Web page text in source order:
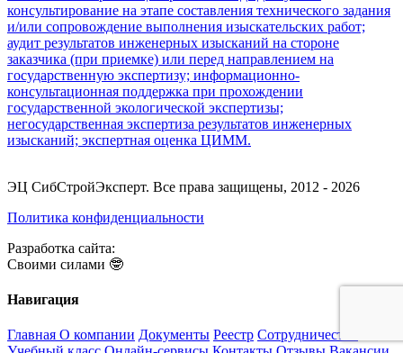
ЭЦ СибСтройЭксперт. Все права защищены, 2012 - 2026
Политика конфиденциальности
Разработка сайта:
Своими силами 🤓
Навигация
Главная О компании Документы Реестр Сотрудничество